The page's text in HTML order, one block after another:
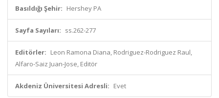
Basıldığı Şehir: Hershey PA
Sayfa Sayıları: ss.262-277
Editörler: Leon Ramona Diana, Rodriguez-Rodriguez Raul,
Alfaro-Saiz Juan-Jose, Editör
Akdeniz Üniversitesi Adresli: Evet